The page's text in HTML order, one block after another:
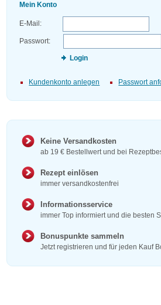
Mein Konto
E-Mail:
Passwort:
Login
Kundenkonto anlegen Passwort
Keine Versandkosten
ab 19 € Bestellwert und bei
Rezept einlösen
immer versandkostenfrei
Informationsservice
immer Top informiert und die besten
Bonuspunkte sammeln
Jetzt registrieren und für jeden Kauf